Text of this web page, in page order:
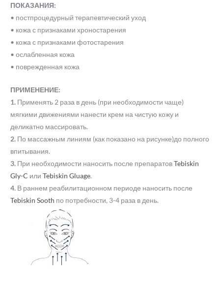
ПОКАЗАНИЯ:
• постпроцедурный терапевтический уход
• кожа с признаками хроностарения
• кожа с признаками фотостарения
• ослабленная кожа
• поврежденная кожа
ПРИМЕНЕНИЕ:
1. Применять 2 раза в день (при необходимости чаще)
мягкими движениями нанести крем на чистую кожу и
деликатно массировать.
2. По массажным линиям (как показано на рисунке)до полного
впитывания.
3. При необходимости наносить после препаратовTebiskin
Gly-C илиTebiskin Gluage.
4. В раннем реабилитационном периоде наносить после
Tebiskin Sooth по потребности, 3-4 раза в день.